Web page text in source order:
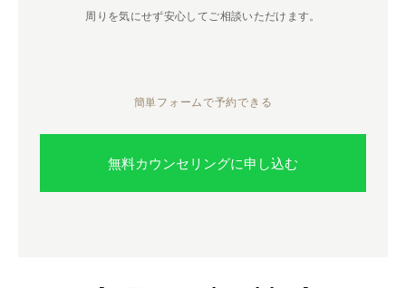
周りを気にせず安心してご相談いただけます。
簡単フォームで予約できる
無料カウンセリングに申し込む